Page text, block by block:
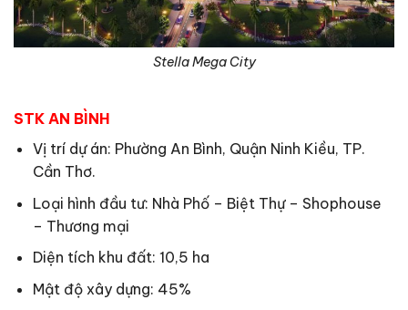
Stella Mega City
STK AN BÌNH
Vị trí dự án: Phường An Bình, Quận Ninh Kiều, TP.
Cần Thơ.
Loại hình đầu tư: Nhà Phố – Biệt Thự – Shophouse
– Thương mại
Diện tích khu đất: 10,5 ha
Mật độ xây dựng: 45%